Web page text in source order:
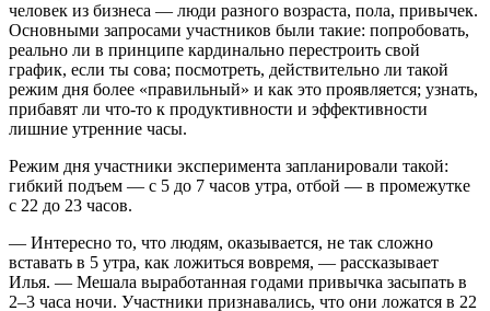
человек из бизнеса — люди разного возраста, пола, привычек.
Основными запросами участников были такие: попробовать,
реально ли в принципе кардинально перестроить свой
график, если ты сова; посмотреть, действительно ли такой
режим дня более «правильный» и как это проявляется; узнать,
прибавят ли что-то к продуктивности и эффективности
лишние утренние часы.
Режим дня участники эксперимента запланировали такой:
гибкий подъем — с 5 до 7 часов утра, отбой — в промежутке
с 22 до 23 часов.
— Интересно то, что людям, оказывается, не так сложно
вставать в 5 утра, как ложиться вовремя, — рассказывает
Илья. — Мешала выработанная годами привычка засыпать в
2–3 часа ночи. Участники признавались, что они ложатся в 22